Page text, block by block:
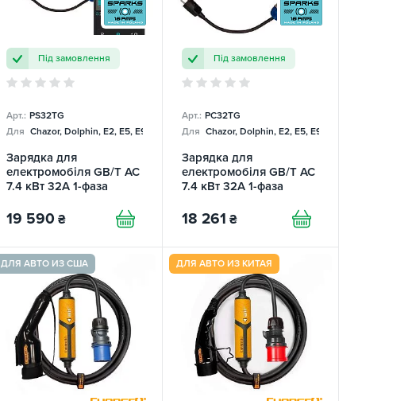
Під замовлення
Арт.: PS32TG
Для Chazor, Dolphin, E2, E5, E9, Mercedes
Зарядка для
електромобіля GB/T AC
7.4 кВт 32А 1-фаза
19 590 ₴
Під замовлення
Арт.: PC32TG
Для Chazor, Dolphin, E2, E5, E9, Mercedes
Зарядка для
електромобіля GB/T AC
7.4 кВт 32А 1-фаза
SPARKS
18 261 ₴
ДЛЯ АВТО ИЗ США ДЛЯ АВТО ИЗ КИТАЯ